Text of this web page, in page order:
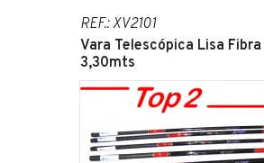
REF.: XV2101
Vara Telescópica Lisa
3,30mts